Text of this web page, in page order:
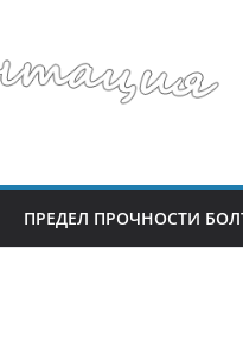
ПРЕДЕЛ ПРОЧНОСТИ